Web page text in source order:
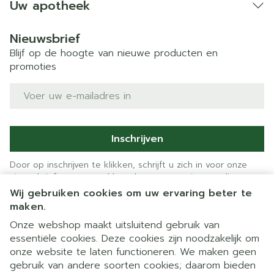
Wij gebruiken cookies om uw ervaring beter te
maken.
Onze webshop maakt uitsluitend gebruik van
essentiële cookies. Deze cookies zijn noodzakelijk om
onze website te laten functioneren. We maken geen
gebruik van andere soorten cookies; daarom bieden
Uw apotheek
Nieuwsbrief
Blijf op de hoogte van nieuwe producten en
promoties
E-mail adres
Inschrijven
Door op inschrijven te klikken, schrijft u zich in voor onze
nieuwsbrief en gaat u akkoord met onzeprivacy policy.